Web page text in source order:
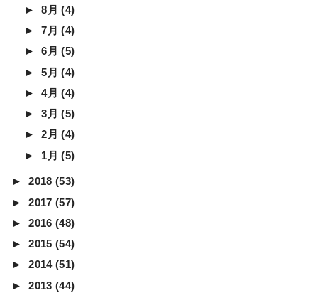
►8月(4)
►7月(4)
►6月(5)
►5月(4)
►4月(4)
►3月(5)
►2月(4)
► 1月(5)
►2018(53)
►2017(57)
►2016(48)
►2015(54)
►2014(51)
►2013(44)